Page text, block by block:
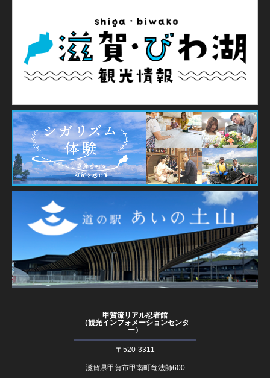
甲賀流リアル忍者館
（観光インフォメーションセンタ
ー）
〒520-3311
滋賀県甲賀市甲南町竜法師600